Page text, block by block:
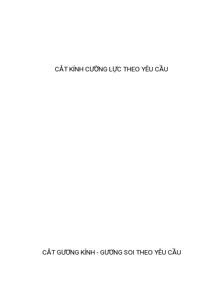
CẮT KÍNH CƯỜNG LỰC THEO YÊU CẦU
CẮT GƯƠNG KÍNH - GƯƠNG SOI THEO YÊU CẦU